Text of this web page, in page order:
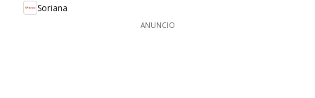
Soriana
ANUNCIO